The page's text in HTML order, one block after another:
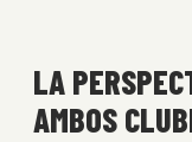
LA
AMBOS